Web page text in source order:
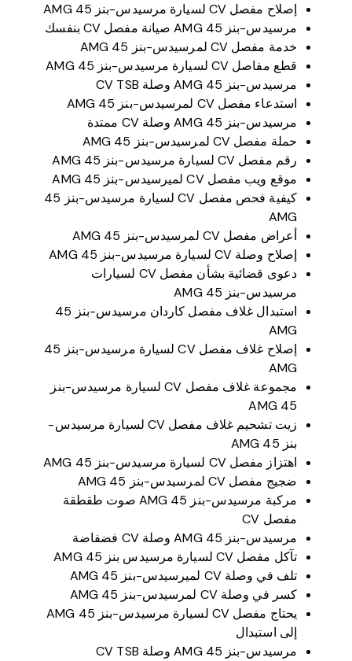
إصلاح مفصل CV لسيارة مرسيدس-بنز 45 AMG
مرسيدس-بنز 45 AMG صيانة مفصل CV بنفسك
خدمة مفصل CV لمرسيدس-بنز 45 AMG
قطع مفاصل CV لسيارة مرسيدس-بنز 45 AMG
مرسيدس-بنز 45 AMG وصلة CV TSB
استدعاء مفصل CV لمرسيدس-بنز 45 AMG
مرسيدس-بنز 45 AMG وصلة CV ممتدة
حملة مفصل CV لمرسيدس-بنز 45 AMG
رقم مفصل CV لسيارة مرسيدس-بنز 45 AMG
موقع ويب مفصل CV لميرسيدس-بنز 45 AMG
كيفية فحص مفصل CV لسيارة مرسيدس-بنز 45
AMG
أعراض مفصل CV لمرسيدس-بنز 45 AMG
إصلاح وصلة CV لسيارة مرسيدس-بنز 45 AMG
دعوى قضائية بشأن مفصل CV لسيارات
مرسيدس-بنز 45 AMG
استبدال غلاف مفصل كاردان مرسيدس-بنز 45
AMG
إصلاح غلاف مفصل CV لسيارة مرسيدس-بنز 45
AMG
مجموعة غلاف مفصل CV لسيارة مرسيدس-بنز
45 AMG
زيت تشحيم غلاف مفصل CV لسيارة مرسيدس-
بنز 45 AMG
اهتزاز مفصل CV لسيارة مرسيدس-بنز 45 AMG
ضجيج مفصل CV لمرسيدس-بنز 45 AMG
مركبة مرسيدس-بنز 45 AMG صوت طقطقة
مفصل CV
مرسيدس-بنز 45 AMG وصلة CV فضفاضة
تآكل مفصل CV لسيارة مرسيدس بنز 45 AMG
تلف في وصلة CV لميرسيدس-بنز 45 AMG
كسر في وصلة CV لمرسيدس-بنز 45 AMG
يحتاج مفصل CV لسيارة مرسيدس-بنز 45 AMG
إلى استبدال
مرسيدس-بنز 45 AMG وصلة CV TSB